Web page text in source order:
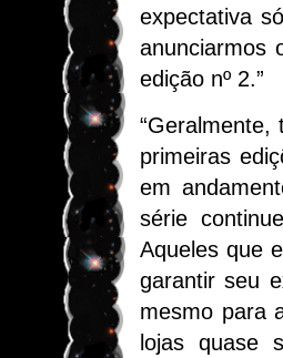
expectativa
anunciarmos
edição nº 2.”
“Geralmente,
primeiras
em
série
Aqueles que
garantir seu
mesmo para
lojas quase